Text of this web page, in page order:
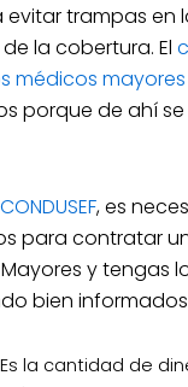
evitar trampas en
la cobertura. El
médicos mayores
porque de ahí
CONDUSEF, es
para contratar
y tengas
bien
la cantidad de